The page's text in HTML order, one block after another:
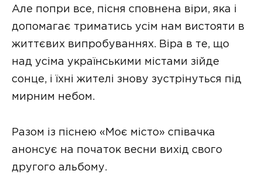
Але попри все, пісня сповнена віри, яка і
допомагає триматись усім нам вистояти в
життєвих випробуваннях. Віра в те, що
над усіма українськими містами зійде
сонце, і їхні жителі знову зустрінуться під
мирним небом.
Разом із піснею «Моє місто» співачка
анонсує на початок весни вихід свого
другого альбому.